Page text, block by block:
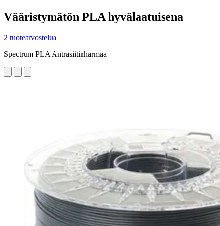
Vääristymätön PLA hyvälaatuisena
2 tuotearvostelua
Spectrum PLA Antrasiitinharmaa